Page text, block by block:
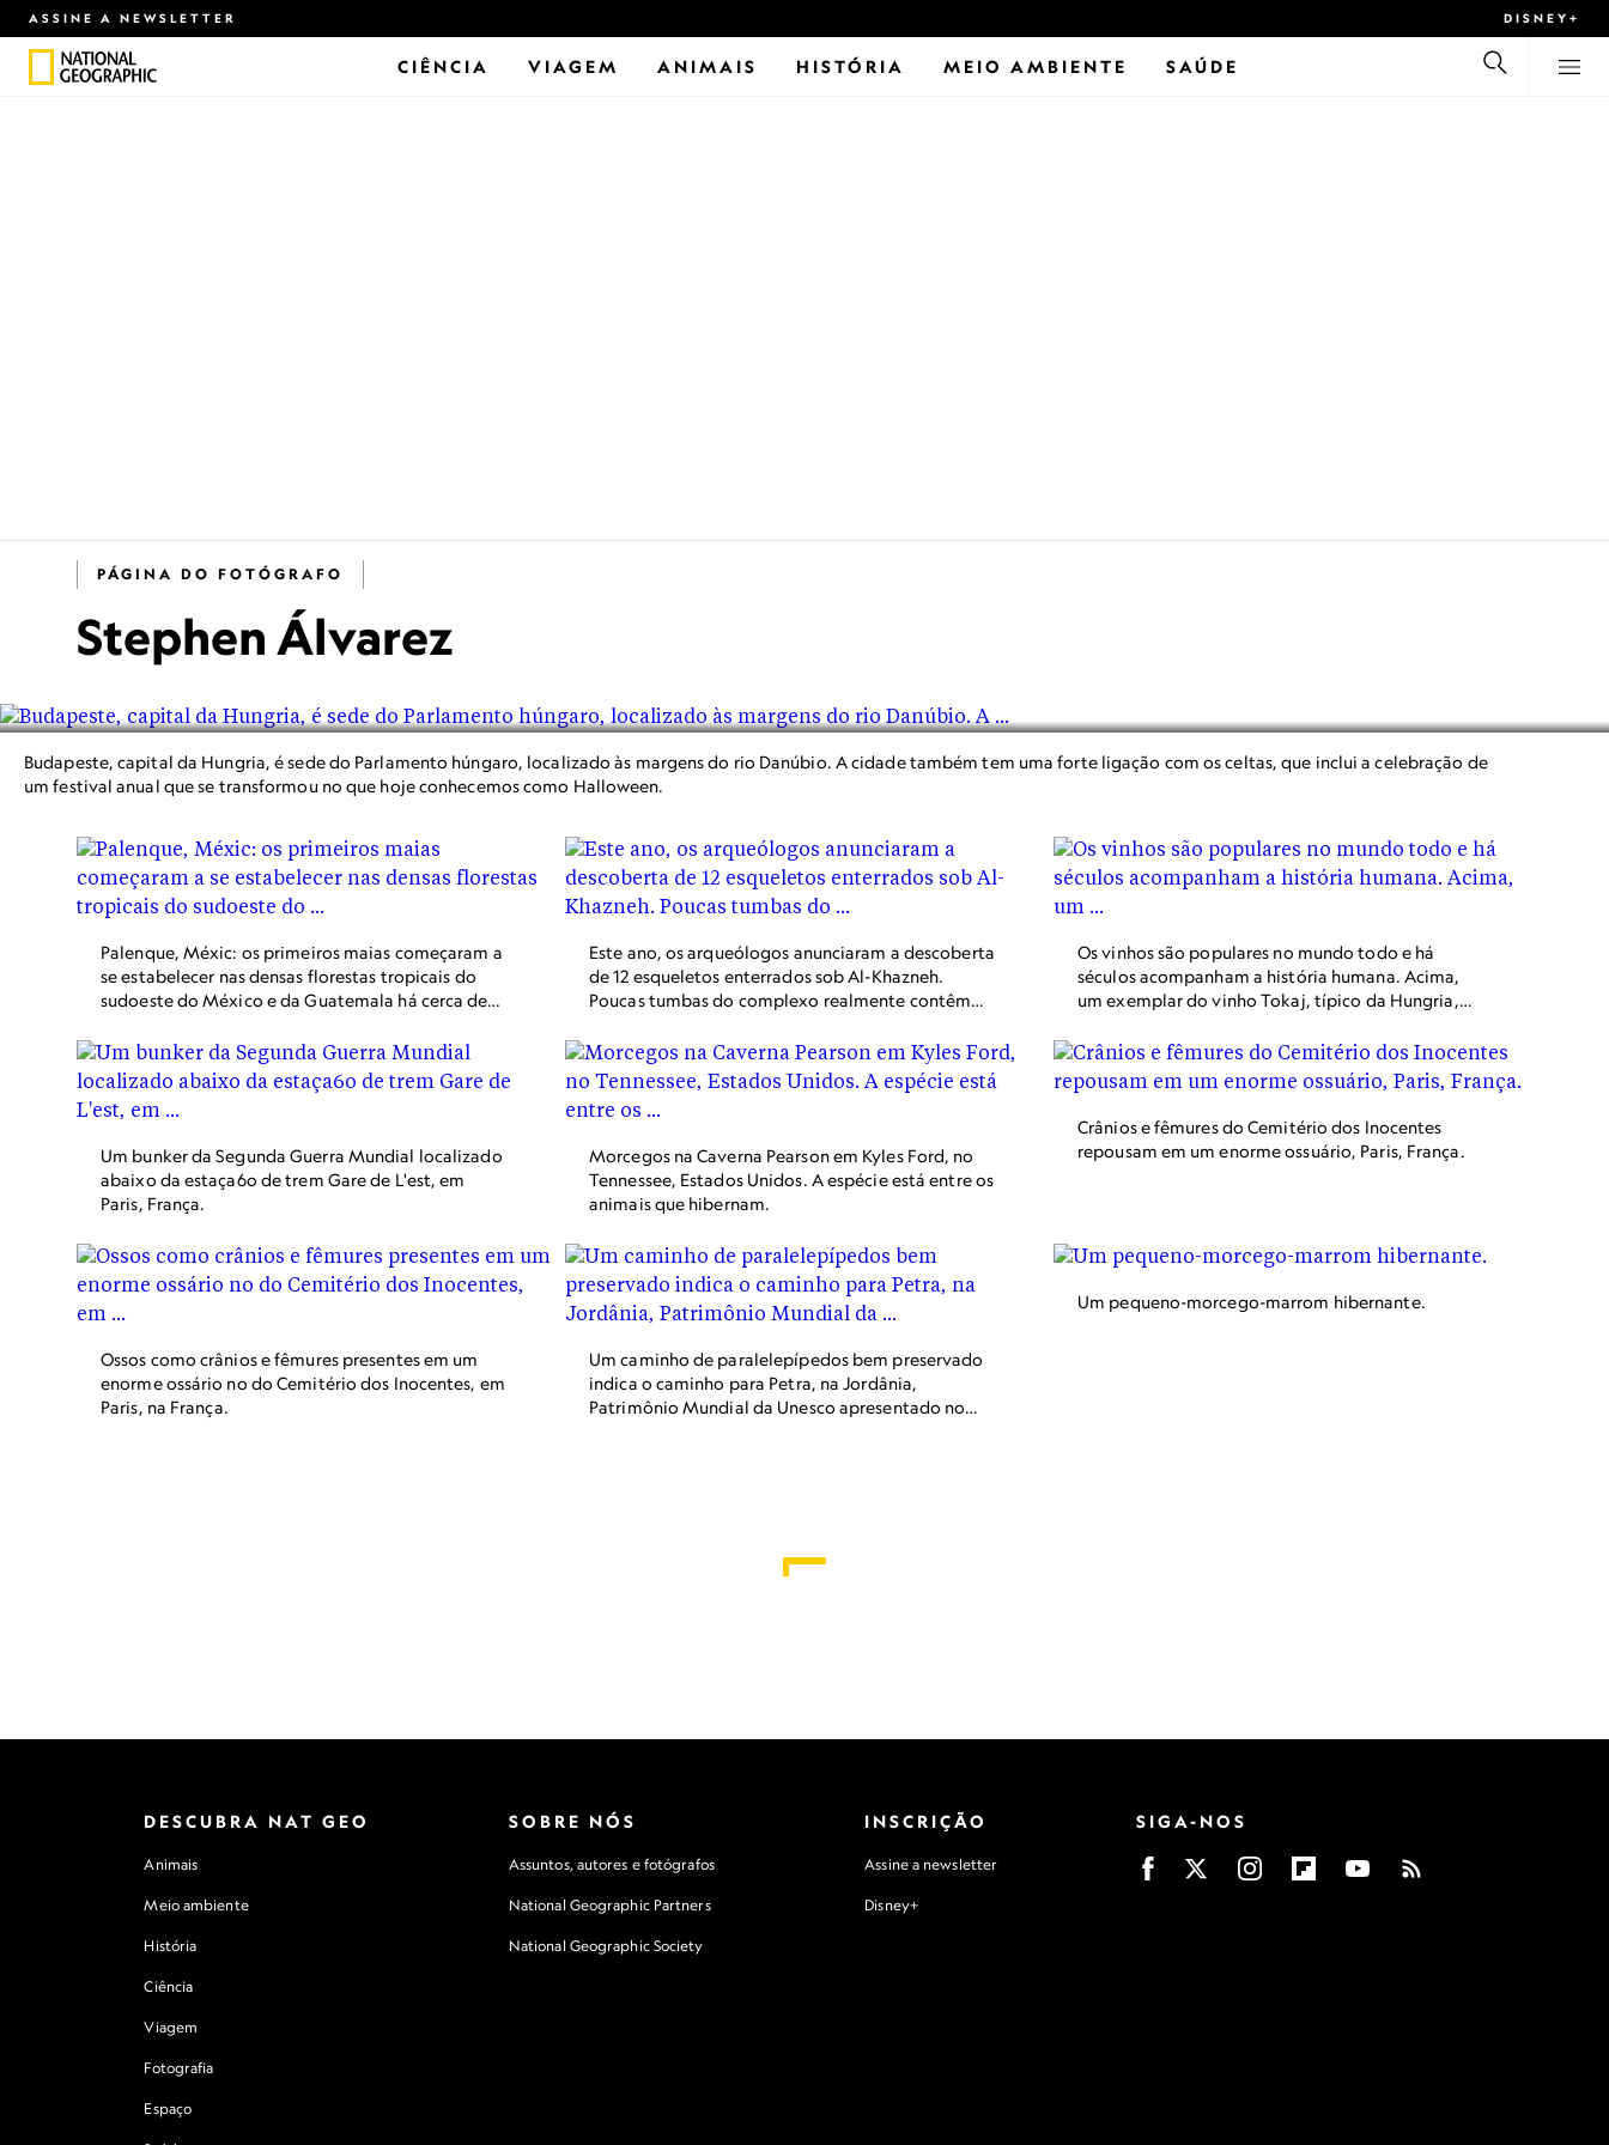
ASSINE A NEWSLETTER DISNEY+
CIÊNCIA VIAGEM ANIMAIS HISTÓRIA MEIO AMBIENTE SAÚDE
PÁGINA DO FOTÓGRAFO
Stephen Álvarez
Budapeste, capital da Hungria, é sede do Parlamento húngaro, localizado às margens do rio Danúbio. A cidade também tem uma forte ligação com os celtas, que inclui a celebração de
um festival anual que se transformou no que hoje conhecemos como Halloween.
Palenque, Méxic: os primeiros maias começaram a
se estabelecer nas densas florestas tropicais do
sudoeste do México e da Guatemala há cerca de
surgiram em toda a região, com alguns, como
Tikal e Palenque (mostrados aqui), expandindo-se
para se tornarem grandes e vibrantes cidades-
estado.
Este ano, os arqueólogos anunciaram a descoberta
de 12 esqueletos enterrados sob Al-Khazneh.
Poucas tumbas do complexo realmente contêm
esperam que a nova descoberta forneça
informações sobre o povo nabateu.
Os vinhos são populares no mundo todo e há
séculos acompanham a história humana. Acima,
um exemplar do vinho Tokaj, típico da Hungria,
Um bunker da Segunda Guerra Mundial localizado
abaixo da estaça6o de trem Gare de L'est, em
Paris, França.
Morcegos na Caverna Pearson em Kyles Ford, no
Tennessee, Estados Unidos. A espécie está entre os
animais que hibernam.
Crânios e fêmures do Cemitério dos Inocentes
repousam em um enorme ossuário, Paris, França.
Ossos como crânios e fêmures presentes em um
enorme ossário no do Cemitério dos Inocentes, em
Paris, na França.
Um caminho de paralelepípedos bem preservado
indica o caminho para Petra, na Jordânia,
Patrimônio Mundial da Unesco apresentado no
Um pequeno-morcego-marrom hibernante.
DESCUBRA NAT GEO
Animais
Meio ambiente
História
Ciência
Viagem
Fotografia
Espaço
SOBRE NÓS
Assuntos, autores e fotógrafos
National Geographic Partners
National Geographic Society
INSCRIÇÃO
Assine a newsletter
Disney+
SIGA-NOS